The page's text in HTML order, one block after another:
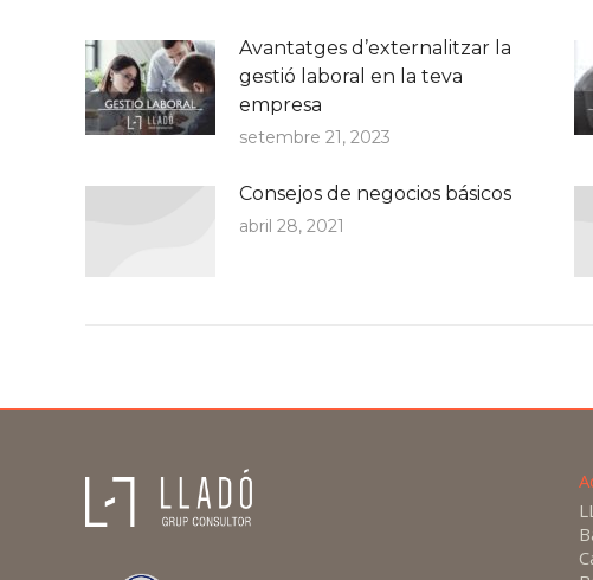
Avantatges d’externalitzar la
gestió laboral en la teva
empresa
setembre 21, 2023
Consejos de negocios básicos
abril 28, 2021